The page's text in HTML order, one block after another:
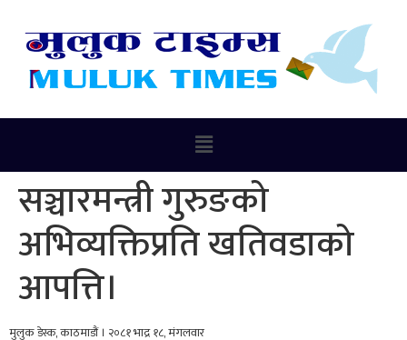
सञ्चारमन्त्री गुरुङको
अभिव्यक्तिप्रति खतिवडाको
आपत्ति।
मुलुक डेस्क, काठमाडौं । २०८१ भाद्र १८, मंगलवार